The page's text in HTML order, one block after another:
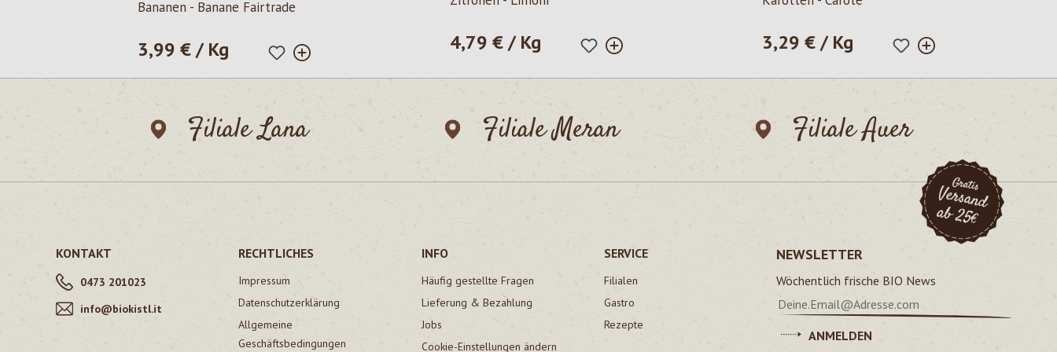
Bananen - Banane Fairtrade
Regulärer Preis:
3,99 € / Kg Regulärer Preis:
4,79 € / Kg Regulärer Preis:
3,29 € / Kg
Filiale Lana Filiale Meran Filiale Auer
KONTAKT
0473 201023
info@biokistl.it
RECHTLICHES
Impressum
Datenschutzerklärung
Allgemeine
Geschäftsbedingungen
INFO
Häufig gestellte Fragen
Lieferung & Bezahlung
Jobs
Cookie-Einstellungen ändern
SERVICE
Filialen
Gastro
Rezepte
NEWSLETTER
Wöchentlich frische BIO News
ANMELDEN